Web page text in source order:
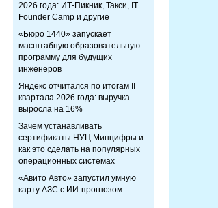
2026 года: ИТ-Пикник, Такси, IT
Founder Camp и другие
«Бюро 1440» запускает
масштабную образовательную
программу для будущих
инженеров
Яндекс отчитался по итогам II
квартала 2026 года: выручка
выросла на 16%
Зачем устанавливать
сертификаты НУЦ Минцифры и
как это сделать на популярных
операционных системах
«Авито Авто» запустил умную
карту АЗС с ИИ-прогнозом